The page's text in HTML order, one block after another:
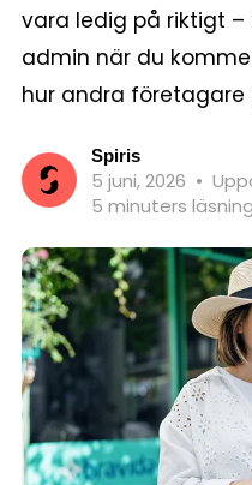
vara ledig på riktigt
admin när du
hur andra företagare
Spiris
5 juni, 2026 •
5 minuters läsning